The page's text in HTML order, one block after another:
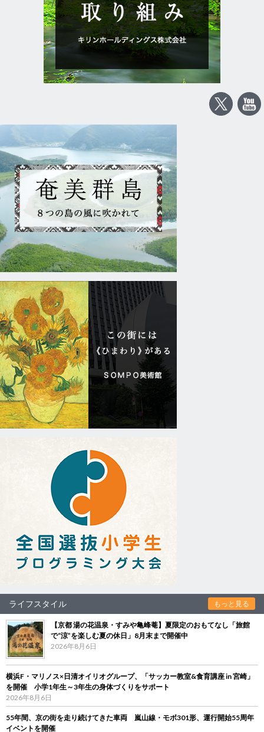
ライフスタイル もっと見る
【京都 湯の花温泉・すみや亀峰菴】夏限定のおもてなし「旅館
で“涼”を楽しむ夏の休日」8月末まで開催中
2026年8月6日
横浜F・マリノス×日清オイリオグループ、「サッカー教室&食育講座 in 宮崎」
を開催 小学1年生～3年生の身体づくりをサポート
2026年8月6日
55年間、京の街を走り続けてきた車両 嵐山線・モボ301形、運行開始55周年
イベントを開催